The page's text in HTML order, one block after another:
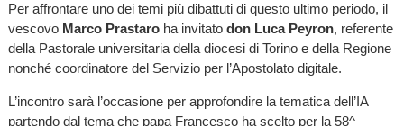
Per affrontare uno dei temi più dibattuti di questo ultimo periodo, il
vescovo Marco Prastaroha invitato don Luca Peyron, referente
della Pastorale universitaria della diocesi di Torino e della Regione
nonché coordinatore del Servizio per l’Apostolato digitale.
L’incontro sarà l’occasione per approfondire la tematica dell’IA
partendo dal tema che papa Francesco ha scelto per la 58^